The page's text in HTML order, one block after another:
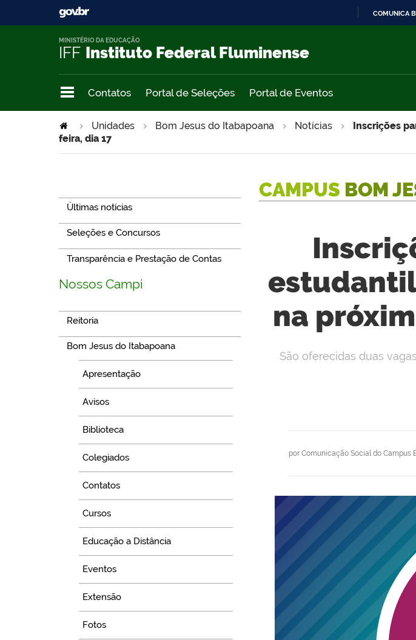
COMUNICA
IFF Instituto Federal Fluminense
MINISTÉRIO DA EDUCAÇÃO
Contatos Portal de Seleções Portal de Eventos
Unidades Bom Jesus do Itabapoana Notícias
Inscrições
feira, dia 17
Últimas notícias
Seleções e Concursos
Transparência e Prestação de Contas
Nossos Campi
Reitoria
Bom Jesus do Itabapoana
Apresentação
Avisos
Biblioteca
Colegiados
Contatos
Cursos
Educação a Distância
Eventos
Extensão
Fotos
CAMPUS BOM
na
por Comunicação Social do Campus
São oferecidas duas